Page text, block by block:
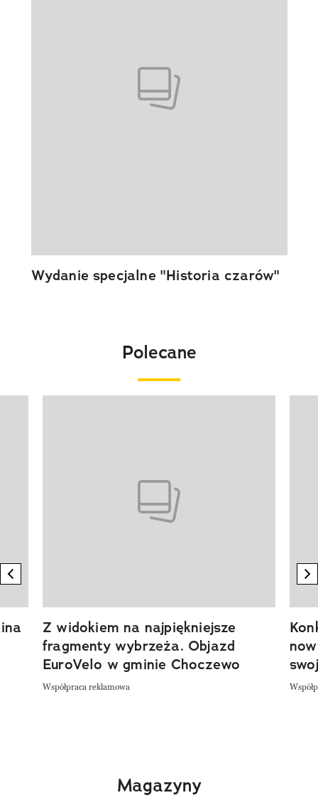
Wydanie specjalne "Historia czarów"
Polecane
previous element
Z widokiem na najpiękniejsze
fragmenty wybrzeża. Objazd
EuroVelo w gminie Choczewo
Współpraca reklamowa
Magazyny